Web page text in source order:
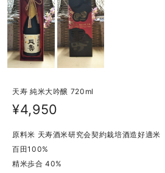
天寿 純米大吟醸 720ml
¥4,950
原料米 天寿酒米研究会契約栽培酒造好適米
百田100%
精米歩合 40%